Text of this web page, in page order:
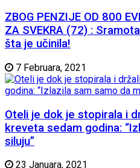
ZBOG PENZIJE OD 800
ZA SVEKRA (72) :
šta je učinila!
7 Februara, 2021
Oteli je dok je stopirala i
kreveta sedam godina:
siluju”
23 Januara, 2021